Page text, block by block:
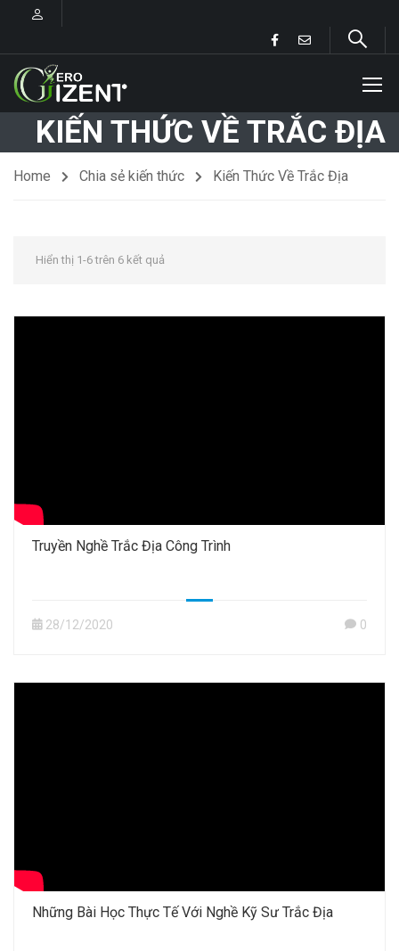
KIẾN THỨC VỀ TRẮC ĐỊA
Home Chia sẻ kiến thức Kiến Thức Về Trắc Địa
Hiển thị 1-6 trên 6 kết quả
Truyền Nghề Trắc Địa Công Trình
28/12/2020 0
Những Bài Học Thực Tế Với Nghề Kỹ Sư Trắc Địa